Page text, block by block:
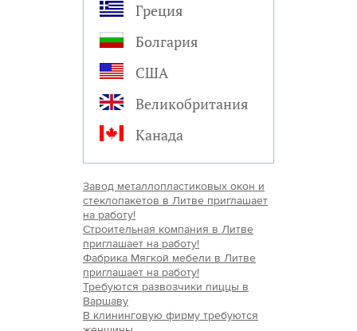
Греция
Болгария
США
Великобритания
Канада
Завод металлопластиковых окон и
стеклопакетов в Литве приглашает
на работу!
Строительная компания в Литве
приглашает на работу!
Фабрика Мягкой мебели в Литве
приглашает на работу!
Требуются развозчики пиццы в
Варшаву
В клининговую фирму требуются